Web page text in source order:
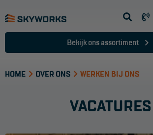
Opsteek ladder
Schuifladder
Telescopische ladder
Ladder accessoires
Ladder onderdelen
Bekijk ons assortiment
HOME OVER ONS WERKEN BIJ ONS
VACATURES